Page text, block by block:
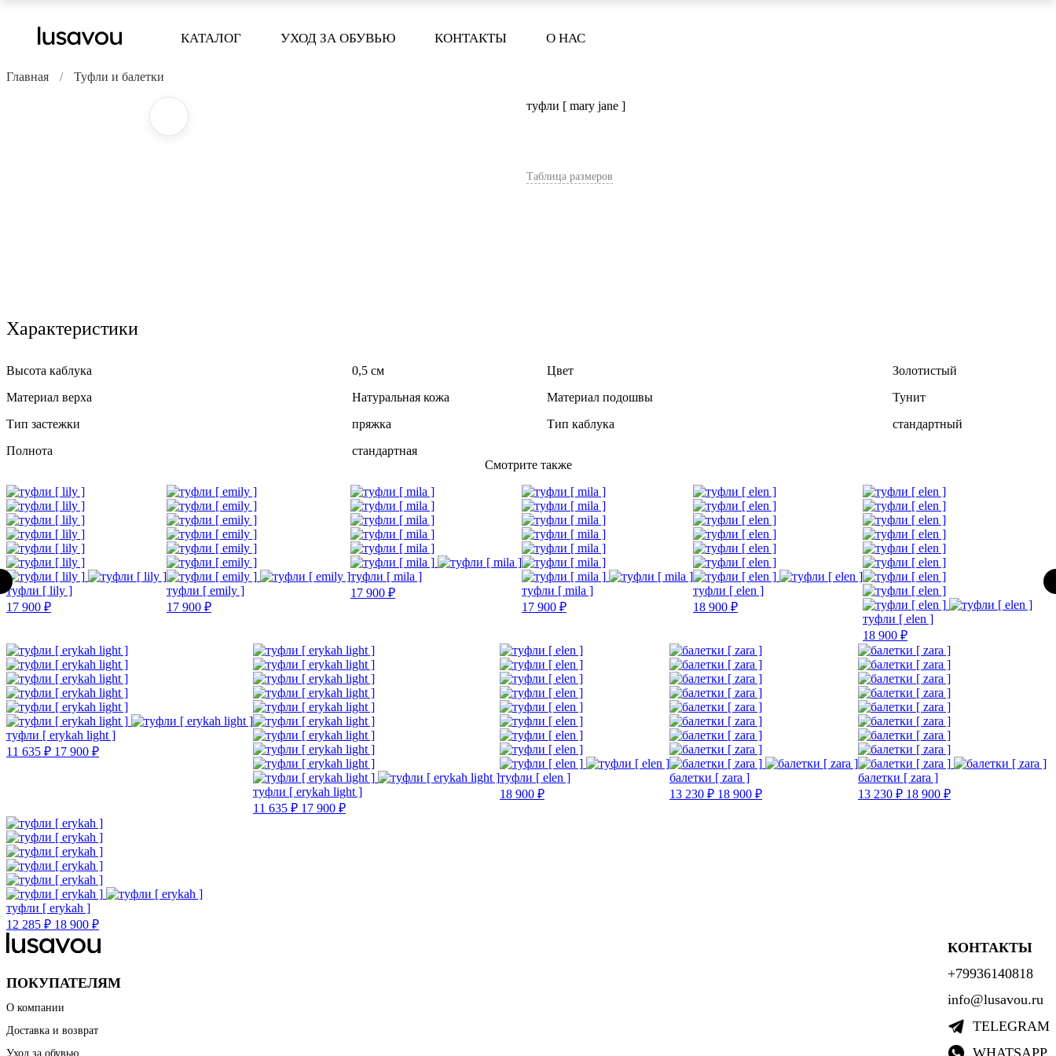
КАТАЛОГ УХОД ЗА ОБУВЬЮ КОНТАКТЫ О НАС
Главная Туфли и балетки
туфли [ mary jane ]
Таблица размеров
Характеристики
Высота каблука 0,5 см Цвет
Золотистый
Материал верха
Натуральная кожа Материал подошвы
Тунит
Тип застежки
пряжка Тип каблука
стандартный
Полнота
стандартная
Смотрите также
туфли [ lily ]
17 900 ₽
туфли [ emily ]
17 900 ₽
туфли [ mila ]
17 900 ₽
туфли [ mila ]
17 900 ₽
туфли [ elen ]
18 900 ₽
туфли [ elen ]
18 900 ₽
туфли [ erykah light ]
11 635 ₽ 17 900 ₽
туфли [ erykah light ]
11 635 ₽ 17 900 ₽
туфли [ elen ]
18 900 ₽
балетки [ zara ]
13 230 ₽ 18 900 ₽
балетки [ zara ]
13 230 ₽ 18 900 ₽
туфли [ erykah ]
12 285 ₽ 18 900 ₽
ПОКУПАТЕЛЯМ
О компании
Доставка и возврат
Уход за обувью
КОНТАКТЫ
+79936140818
info@lusavou.ru
TELEGRAM
WHATSAPP